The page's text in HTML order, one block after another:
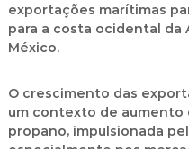
exportações marítimas
para a costa ocidental da
México.
O crescimento das
um contexto de aumento
propano, impulsionada